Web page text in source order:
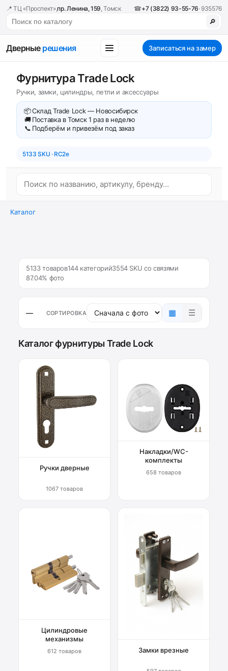
📍 ТЦ «Проспект»,пр. Ленина, 159, Томск ☎+7 (3822) 93-55-76· 935576
🔎
Дверные решения Записаться на замер
Фурнитура Trade Lock
Ручки, замки, цилиндры, петли и аксессуары
📦Склад Trade Lock — Новосибирск
🚚 Поставка в Томск 1 раз в неделю
📞 Подберём и привезём под заказ
5133 SKU · RC2e
Каталог
5133 товаров144 категорий3554 SKU со связями
87.04% фото
— СОРТИРОВКА ▦ ☰
Каталог фурнитуры Trade Lock
Ручки дверные
1067 товаров
Накладки/WC-
комплекты
658 товаров
Цилиндровые
механизмы
612 товаров Замки врезные